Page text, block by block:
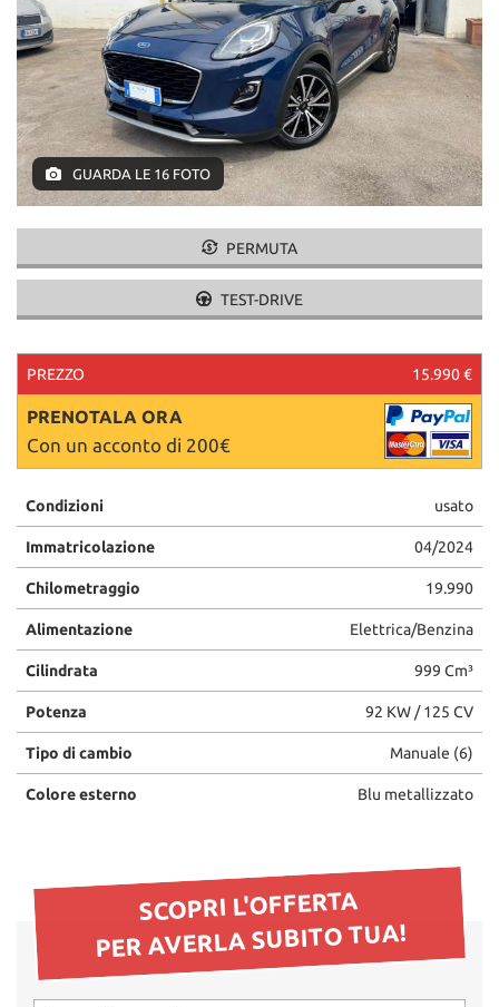
GUARDA LE 16 FOTO
PERMUTA
TEST-DRIVE
PREZZO 15.990 €
PRENOTALA ORA
Con un acconto di 200€
Condizioni usato
Immatricolazione 04/2024
Chilometraggio 19.990
Alimentazione Elettrica/Benzina
Cilindrata 999 Cm³
Potenza 92 KW / 125 CV
Tipo di cambio Manuale (6)
Colore esterno Blu metallizzato
SCOPRI L'OFFERTA
PER AVERLA SUBITO TUA!